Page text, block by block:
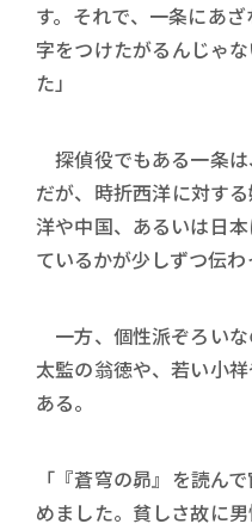
す。それで、一条にあ
字をつけたがるんじゃ
た」
探偵役でもある一条は
だが、時折西洋に対す
洋や中国、あるいは日
ているかが少しずつ伝わ
一方、個性派ぞろい
太監の翁徳や、若い小
ある。
「『蒼穹の昴』を読ん
めました。貧しさ故に